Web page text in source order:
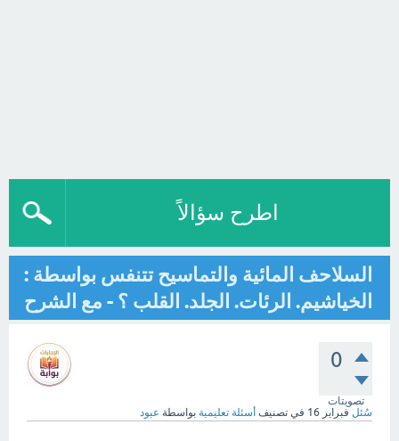
اطرح سؤالاً
السلاحف المائية والتماسيح تتنفس بواسطة :
الخياشيم. الرئات. الجلد. القلب ؟ - مع الشرح
0
تصويتات
سُئل فبراير 16 في تصنيف أسئلة تعليمية بواسطة عبود